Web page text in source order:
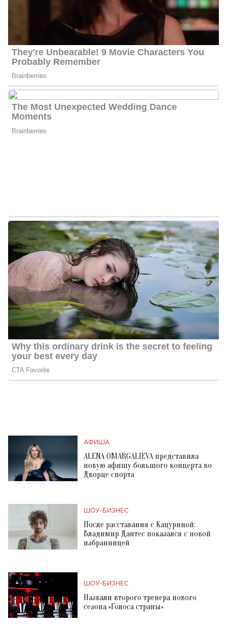
АФИША
ALENA OMARGALIEVA представила
новую афишу большого концерта во
Дворце спорта
ШОУ-БИЗНЕС
После расставания с Кацуриной:
Владимир Дантес показался с новой
избранницей
ШОУ-БИЗНЕС
Назвали второго тренера нового
сезона «Голоса страны»